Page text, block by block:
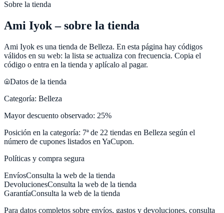
Sobre la tienda
Ami Iyok– sobre la tienda
Ami Iyok es una tienda de Belleza. En esta página hay códigos
válidos en su web: la lista se actualiza con frecuencia. Copia el
código o entra en la tienda y aplícalo al pagar.
Datos de la tienda
Categoría: Belleza
Mayor descuento observado: 25%
Posición en la categoría: 7ª de 22 tiendas en Belleza según el
número de cupones listados en YaCupon.
Políticas y compra segura
EnvíosConsulta la web de la tienda
DevolucionesConsulta la web de la tienda
GarantíaConsulta la web de la tienda
Para datos completos sobre envíos, gastos y devoluciones, consulta